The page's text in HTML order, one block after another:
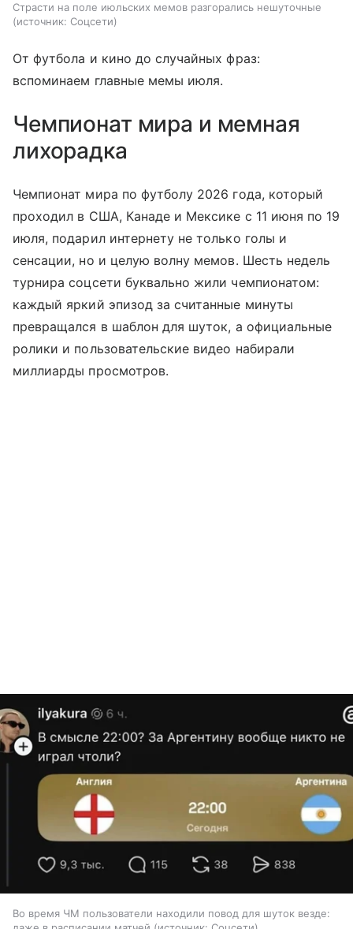
Страсти на поле июльских мемов разгорались нешуточные
источник: Соцсети
От футбола и кино до случайных фраз:
вспоминаем главные мемы июля.
Чемпионат мира и мемная
лихорадка
Чемпионат мира по футболу 2026 года, который
проходил в США, Канаде и Мексике с 11 июня по 19
июля, подарил интернету не только голы и
сенсации, но и целую волну мемов. Шесть недель
турнира соцсети буквально жили чемпионатом:
каждый яркий эпизод за считанные минуты
превращался в шаблон для шуток, а официальные
ролики и пользовательские видео набирали
миллиарды просмотров.
Во время ЧМ пользователи находили повод для шуток везде: